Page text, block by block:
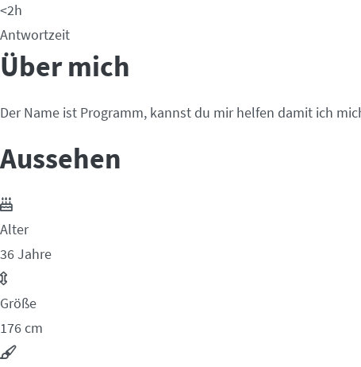
<2h
Antwortzeit
Über mich
Der Name ist Programm, kannst du mir helfen damit ich
Aussehen
Alter
36 Jahre
Größe
176 cm